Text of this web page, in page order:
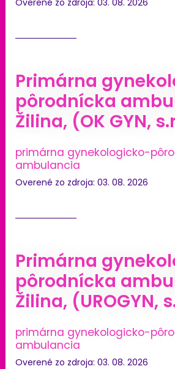
Overené zo zdroja: 03. 08. 2026
Primárna
pôrodnícka
Žilina, (OK GYN,
primárna gynekologicko-
ambulancia
Overené zo zdroja: 03. 08. 2026
Primárna
pôrodnícka
Žilina, (UROGYN,
primárna gynekologicko-
ambulancia
Overené zo zdroja: 03. 08. 2026